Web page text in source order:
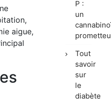
aigue,
P :
un
Tout
savoir
sur
le
diabète